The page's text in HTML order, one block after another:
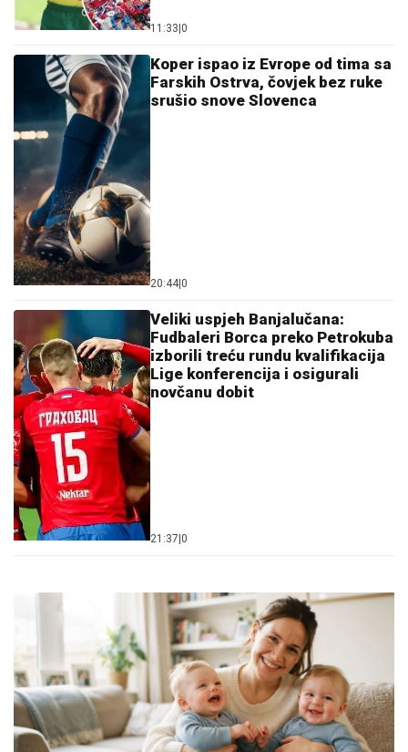
11:33 0
Koper ispao iz Evrope od tima sa
Farskih Ostrva, čovjek bez ruke
srušio snove Slovenca
20:44 0
Veliki uspjeh Banjalučana:
Fudbaleri Borca preko Petrokuba
izborili treću rundu kvalifikacija
Lige konferencija i osigurali
novčanu dobit
21:37 0